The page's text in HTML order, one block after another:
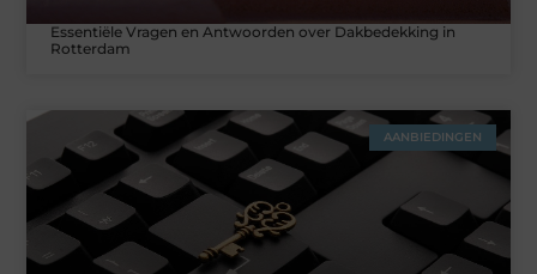
Essentiële Vragen en Antwoorden over Dakbedekking in
Rotterdam
AANBIEDINGEN